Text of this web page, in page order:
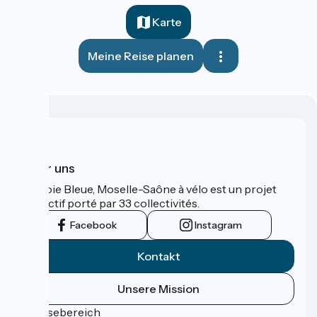
Karte
Meine Reise planen
Über uns
La Voie Bleue, Moselle-Saône à vélo est un projet
collectif porté par 33 collectivités.
Facebook Instagram
Kontakt
Unsere Mission
Pressebereich